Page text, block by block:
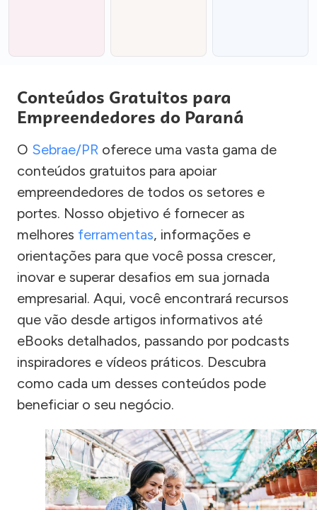
Conteúdos Gratuitos para
Empreendedores do Paraná
O Sebrae/PR oferece uma vasta gama de
conteúdos gratuitos para apoiar
empreendedores de todos os setores e
portes. Nosso objetivo é fornecer as
melhores ferramentas, informações e
orientações para que você possa crescer,
inovar e superar desafios em sua jornada
empresarial. Aqui, você encontrará recursos
que vão desde artigos informativos até
eBooks detalhados, passando por podcasts
inspiradores e vídeos práticos. Descubra
como cada um desses conteúdos pode
beneficiar o seu negócio.